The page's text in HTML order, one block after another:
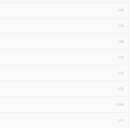
(4)
(3)
(4)
(2)
(1)
(2)
(14)
(1)